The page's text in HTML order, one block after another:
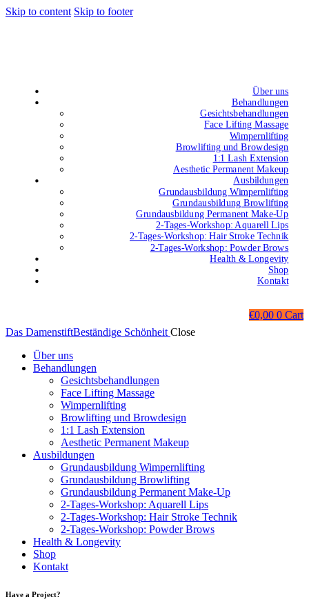
Skip to content Skip to footer
Über uns
Behandlungen
Gesichtsbehandlungen
Face Lifting Massage
Wimpernlifting
Browlifting und Browdesign
1:1 Lash Extension
Aesthetic Permanent Makeup
Ausbildungen
Grundausbildung Wimpernlifting
Grundausbildung Browlifting
Grundausbildung Permanent Make-Up
2-Tages-Workshop: Aquarell Lips
2-Tages-Workshop: Hair Stroke Technik
2-Tages-Workshop: Powder Brows
Health & Longevity
Shop
Kontakt
€0,00 0 Cart
Das DamenstiftBeständige Schönheit Close
Über uns
Behandlungen
Gesichtsbehandlungen
Face Lifting Massage
Wimpernlifting
Browlifting und Browdesign
1:1 Lash Extension
Aesthetic Permanent Makeup
Ausbildungen
Grundausbildung Wimpernlifting
Grundausbildung Browlifting
Grundausbildung Permanent Make-Up
2-Tages-Workshop: Aquarell Lips
2-Tages-Workshop: Hair Stroke Technik
2-Tages-Workshop: Powder Brows
Health & Longevity
Shop
Kontakt
Have a Project?